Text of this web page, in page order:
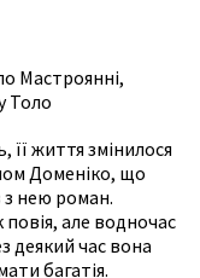
Мастроянні,
Толо
її життя змінилося
Доменіко, що
з нею роман.
але водночас
деякий час вона
багатія.